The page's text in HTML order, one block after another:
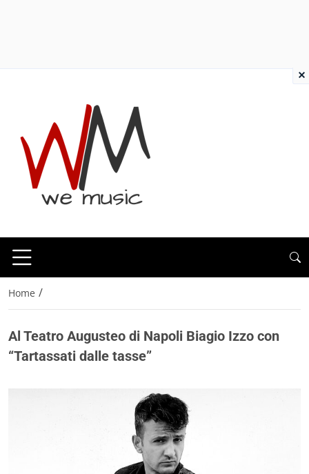
Home /
Al Teatro Augusteo di Napoli Biagio Izzo con
“Tartassati dalle tasse”
×